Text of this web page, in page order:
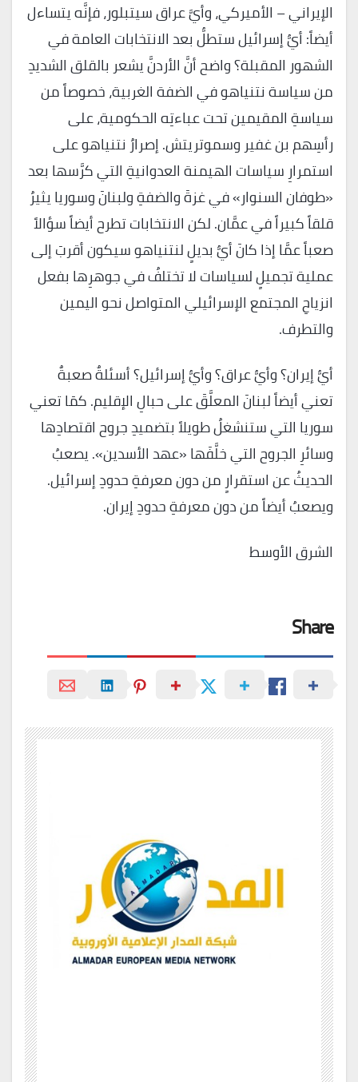
الإيراني – الأميركي، وأيَّ عراق سيتبلور، فإنَّه يتساءل
أيضاً: أيُّ إسرائيل ستطلُّ بعد الانتخابات العامة في
الشهور المقبلة؟ واضح أنَّ الأردنَّ يشعر بالقلق الشديدِ
من سياسة نتنياهو في الضفة الغربية، خصوصاً من
سياسةِ المقيمين تحت عباءتِه الحكومية، على
رأسِهم بن غفير وسموتريتش. إصرارُ نتنياهو على
استمرارِ سياسات الهيمنة العدوانيةِ التي كرَّسها بعد
«طوفان السنوار» في غزةَ والضفةِ ولبنانَ وسوريا يثيرُ
قلقاً كبيراً في عمَّان. لكن الانتخابات تطرح أيضاً سؤالاً
صعباً عمَّا إذا كانَ أيُّ بديلٍ لنتنياهو سيكون أقربَ إلى
عملية تجميلٍ لسياسات لا تختلفُ في جوهرِها بفعل
انزياحِ المجتمع الإسرائيلي المتواصل نحو اليمين
والتطرف.
أيُّ إيران؟ وأيُّ عراق؟ وأيُّ إسرائيل؟ أسئلةٌ صعبةٌ
تعني أيضاً لبنانَ المعلَّقَ على حبالِ الإقليم. كمَا تعني
سوريا التي ستنشغلُ طويلاً بتضميدِ جروح اقتصادِها
وسائرِ الجروح التي خلَّفَها «عهد الأسدين». يصعبُ
الحديثُ عن استقرارٍ من دون معرفةِ حدودِ إسرائيل.
ويصعبُ أيضاً من دون معرفةِ حدودِ إيران.
الشرق الأوسط
Share